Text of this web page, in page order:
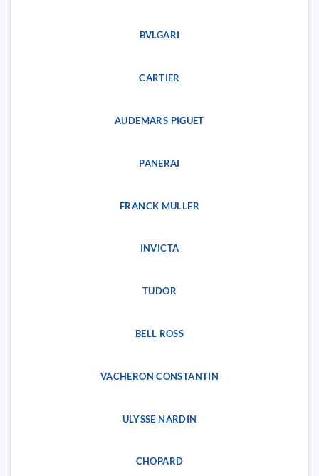
BVLGARI
CARTIER
AUDEMARS PIGUET
PANERAI
FRANCK MULLER
INVICTA
TUDOR
BELL ROSS
VACHERON CONSTANTIN
ULYSSE NARDIN
CHOPARD